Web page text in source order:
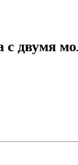
двумя